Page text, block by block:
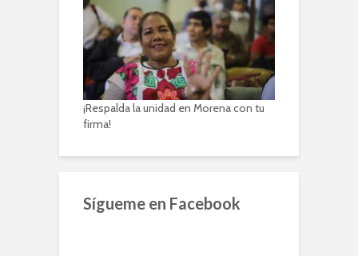
¡Respalda la unidad en Morena con tu
firma!
Sígueme en Facebook